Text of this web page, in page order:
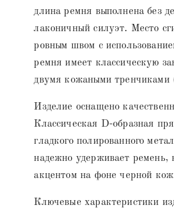
длина ремня выполнена без
лаконичный силуэт. Место
ровным швом с
ремня имеет классическую
двумя кожаными тренчиками
Изделие оснащено
Классическая D-образная
гладкого полированного
надежно удерживает ремень,
акцентом на фоне черной
Ключевые характеристики